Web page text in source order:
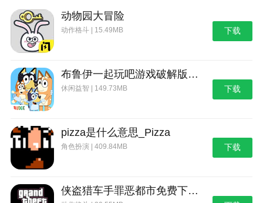
动物园大冒险
动作格斗 | 15.49MB 下载
布鲁伊一起玩吧游戏破解版_布鲁伊：一起玩吧
休闲益智 | 149.73MB 下载
pizza是什么意思_Pizza
角色扮演 | 409.84MB 下载
侠盗猎车手罪恶都市免费下载_侠盗猎车手：罪恶都市